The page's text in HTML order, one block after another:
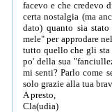
facevo e che credevo
certa nostalgia (ma
dato) quanto sia
mele" per approdare
tutto quello che gli sta
po' della sua
mi senti? Parlo come
solo grazie alla tua
A presto,
Cla(udia)